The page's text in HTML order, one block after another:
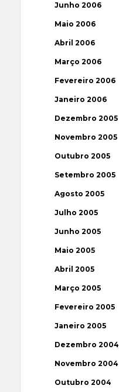
Junho 2006
Maio 2006
Abril 2006
Março 2006
Fevereiro 2006
Janeiro 2006
Dezembro 2005
Novembro 2005
Outubro 2005
Setembro 2005
Agosto 2005
Julho 2005
Junho 2005
Maio 2005
Abril 2005
Março 2005
Fevereiro 2005
Janeiro 2005
Dezembro 2004
Novembro 2004
Outubro 2004